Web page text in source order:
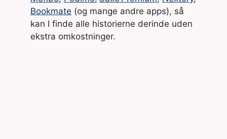
Bookmate (og mange andre apps), så
kan I finde alle historierne derinde uden
ekstra omkostninger.